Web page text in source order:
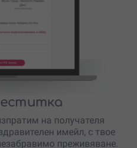
на получателя
имейл, с твое
преживяване.